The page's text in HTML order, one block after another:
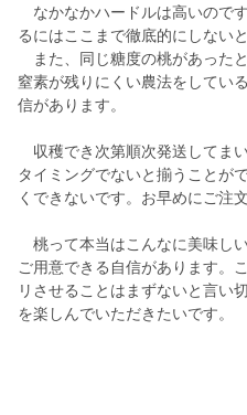
なかなかハードルは高いので
るにはここまで徹底的にしない
また、同じ糖度の桃があった
窒素が残りにくい農法をしてい
信があります。
収穫でき次第順次発送してま
タイミングでないと揃うことが
くできないです。お早めにご注
桃って本当はこんなに美味し
ご用意できる自信があります。
リさせることはまずないと言い
を楽しんでいただきたいです。